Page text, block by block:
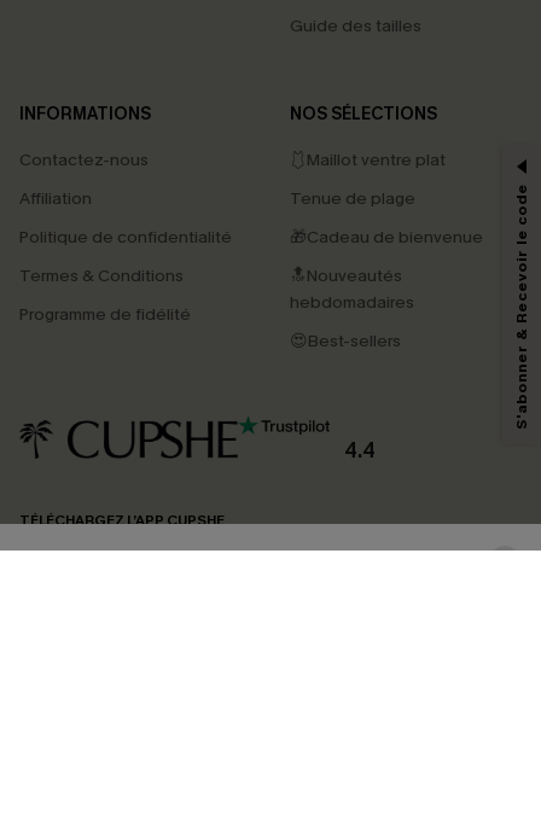
Guide des tailles
INFORMATIONS
Contactez-nous
Affiliation
Politique de confidentialité
Termes & Conditions
Programme de fidélité
NOS SÉLECTIONS
🩱Maillot ventre plat
Tenue de plage
🎁Cadeau de bienvenue
🔝Nouveautés
hebdomadaires
😍Best-sellers
4.4
TÉLÉCHARGEZ L’APP CUPSHE
PROFITEZ DE -15%
-15% dès 2 Achetés par E-mail
*Un code par commande, valable une seule fois.
En soumettant votre adresse e-mail, vous acceptez de recevoir des e-mails
marketing (y compris du contenu généré par l'IA) de Cupshe et
reconnaissez avoir pris connaissance de nos
pouvons utiliser les données collectées sur notre site ainsi que des
produits susceptibles de vous intéresser, conformément à notre
Politique de
confidentialité
. Vous pouvez vous désabonner à tout moment.
S'abonner & Recevoir le code